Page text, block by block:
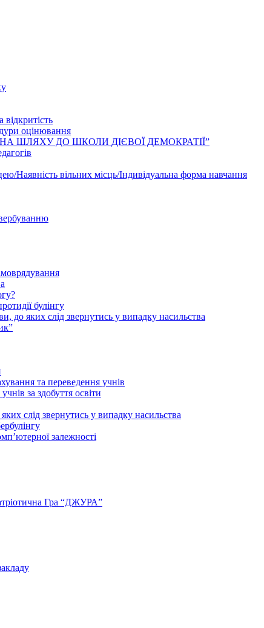
оцінювання
”НА ШЛЯХУ ДО ШКОЛИ ДІЄВОЇ ДЕМОКРАТІЇ”
Наявність вільних місць/Індивідуальна форма навчання
булінгу
до яких слід звернутись у випадку насильства
та переведення учнів
за здобуття освіти
слід звернутись у випадку насильства
залежності
Гра “ДЖУРА”